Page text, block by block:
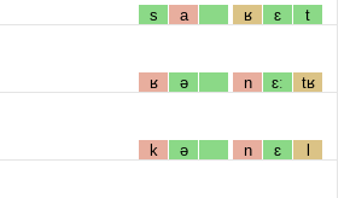
s a ʁ ɛ t
ʁ ə n ɛː tʁ
k ə n ɛ l